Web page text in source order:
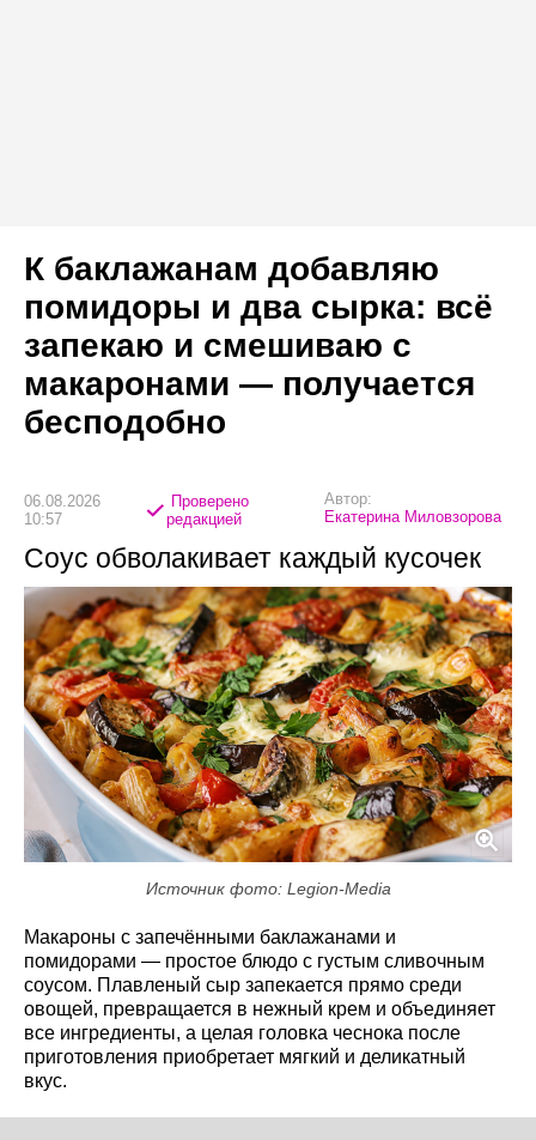
К баклажанам добавляю
помидоры и два сырка: всё
запекаю и смешиваю с
макаронами — получается
бесподобно
06.08.2026
10:57
Проверено
редакцией
Автор:
Екатерина Миловзорова
Соус обволакивает каждый кусочек
Источник фото: Legion-Media
Макароны с запечёнными баклажанами и
помидорами — простое блюдо с густым сливочным
соусом. Плавленый сыр запекается прямо среди
овощей, превращается в нежный крем и объединяет
все ингредиенты, а целая головка чеснока после
приготовления приобретает мягкий и деликатный
вкус.